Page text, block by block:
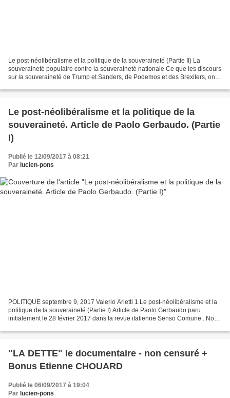
Le post-néolibéralisme et la politique de la souveraineté (Partie II) La
souveraineté populaire contre la souveraineté nationale Ce que les discours
sur la souveraineté de Trump et Sanders, de Podemos et des Brexiters, ont
Le post-néolibéralisme et la politique de la
souveraineté. Article de Paolo Gerbaudo. (Partie
I)
Publié le 12/09/2017 à 08:21
Par lucien-pons
POLITIQUE septembre 9, 2017 Valerio Arletti 1 Le post-néolibéralisme et la
politique de la souveraineté (Partie I) Article de Paolo Gerbaudo paru
initialement le 28 février 2017 dans la revue italienne Senso Comune . Nous
"LA DETTE" le documentaire - non censuré +
Bonus Etienne CHOUARD
Publié le 06/09/2017 à 19:04
Par lucien-pons